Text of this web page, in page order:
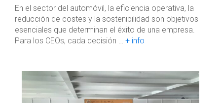
En el sector del automóvil, la eficiencia operativa, la
reducción de costes y la sostenibilidad son objetivos
esenciales que determinan el éxito de una empresa.
Para los CEOs, cada decisión … + info